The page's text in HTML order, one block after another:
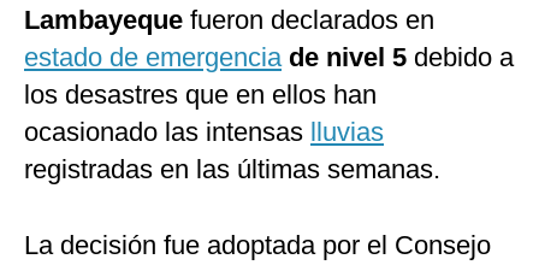
Lambayeque fueron declarados en
estado de emergencia de nivel 5 debido a
los desastres que en ellos han
ocasionado las intensas lluvias
registradas en las últimas semanas.
La decisión fue adoptada por el Consejo